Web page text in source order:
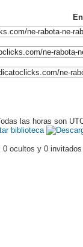
las horas son
0 ocultos y 0 invitados